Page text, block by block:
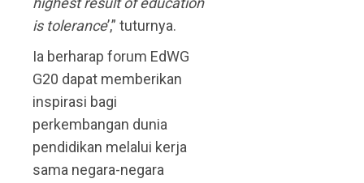
is tolerance’,” tuturnya.
Ia berharap forum EdWG
G20 dapat memberikan
inspirasi bagi
perkembangan dunia
pendidikan melalui kerja
sama negara-negara